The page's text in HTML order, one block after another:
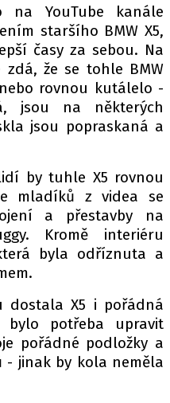
|
nebo video?
autoroad.cz
COOKIES
autoroad.cz je
IČ: 118 23 054
na YouTube kanále
staršího BMW X5,
časy za sebou. Na
že se tohle BMW
rovnou kutálelo -
jsou na některých
jsou popraskaná a
by tuhle X5 rovnou
mladíků z videa se
a přestavby na
Kromě interiéru
byla odříznuta a
dostala X5 i pořádná
potřeba upravit
pořádné podložky a
- jinak by kola neměla